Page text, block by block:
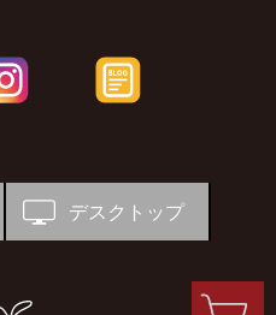
デスクトップ